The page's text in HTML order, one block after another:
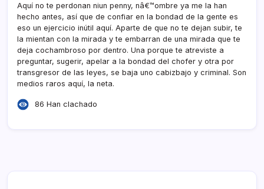
Aquí­ no te perdonan niun penny, nâ€™ombre ya me la han
hecho antes, así­ que de confiar en la bondad de la gente es
eso un ejercicio inútil aquí­. Aparte de que no te dejan subir, te
la mientan con la mirada y te embarran de una mirada que te
deja cochambroso por dentro. Una porque te atreviste a
preguntar, sugerir, apelar a la bondad del chofer y otra por
transgresor de las leyes, se baja uno cabizbajo y criminal. Son
medios raros aquí­, la neta.
86 Han clachado